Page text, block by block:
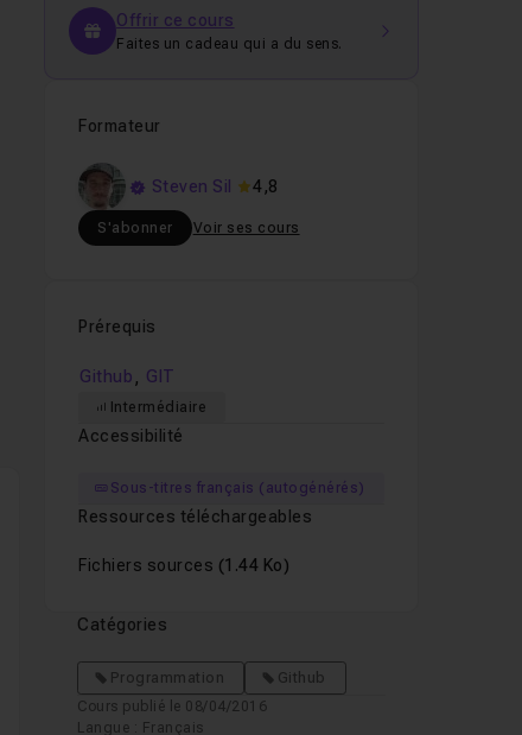
Offrir ce cours
Faites un cadeau qui a du sens.
Formateur
Steven Sil 4,8
S'abonner Voir ses cours
Prérequis
Github , GIT
Intermédiaire
Accessibilité
Sous-titres français (autogénérés)
Ressources téléchargeables
Fichiers sources (1.44 Ko)
Catégories
Programmation
Github
Cours publié le 08/04/2016
Langue : Français